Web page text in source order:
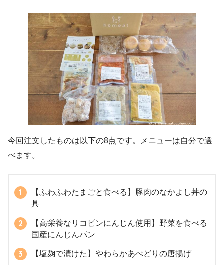
今回注文したものは以下の8点です。メニューは自分で選
べます。
【ふわふわたまごと食べる】豚肉のなかよし丼の
具
【高栄養なリコピンにんじん使用】野菜を食べる
国産にんじんパン
【塩麹で漬けた】やわらかあべどりの唐揚げ